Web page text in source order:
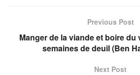
Previous Post
Manger de la viande et boire du
semaines de deuil (Ben
Next Post